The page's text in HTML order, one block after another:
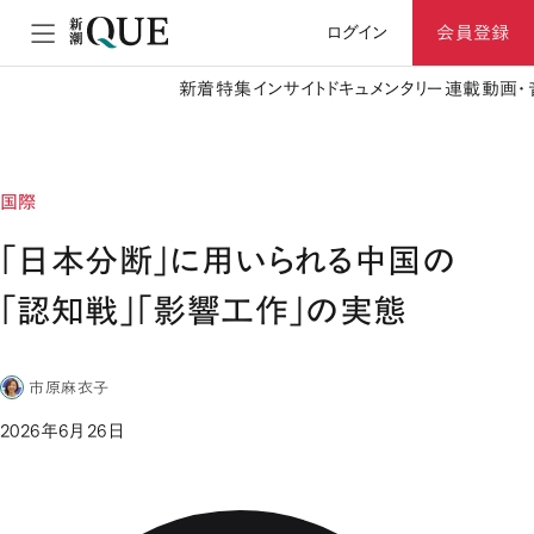
ログイン 会員登録
新着特集 インサイト ドキュメンタリー 連載動画
国際
「日本分断」に用いられる中国の
「認知戦」「影響工作」の実態
市原麻衣子
2026年6月26日